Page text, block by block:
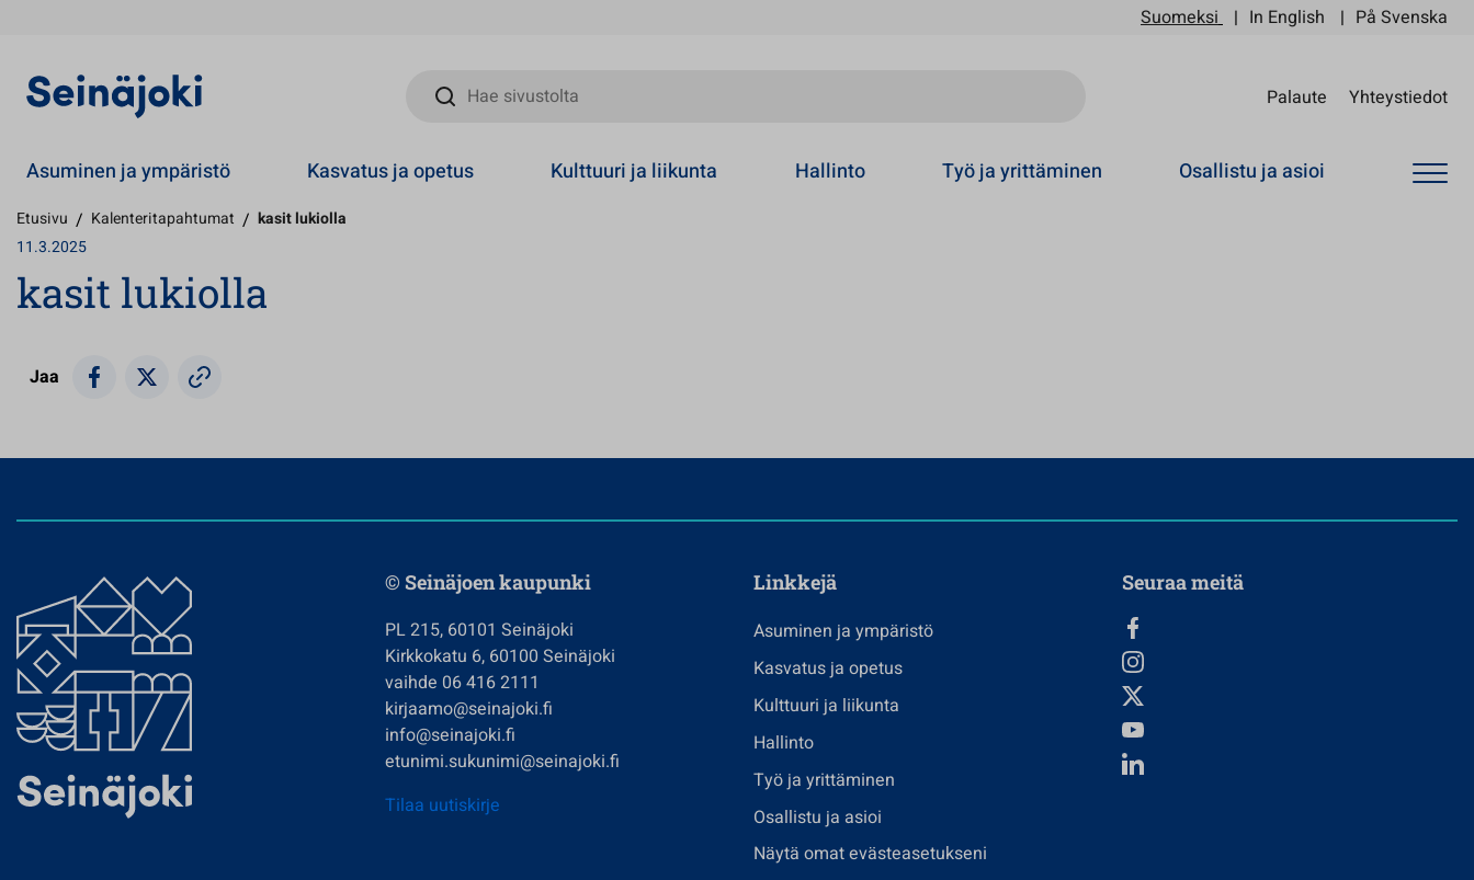
Suomeksi In English På Svenska
Hae sivustolta
Palaute Yhteystiedot
Asuminen ja ympäristö Kasvatus ja opetus Kulttuuri ja liikunta Hallinto Työ ja yrittäminen Osallistu ja asioi
Etusivu / Kalenteritapahtumat / kasit lukiolla
11.3.2025
kasit lukiolla
Jaa
© Seinäjoen kaupunki
PL 215, 60101 Seinäjoki
Kirkkokatu 6, 60100 Seinäjoki
vaihde 06 416 2111
kirjaamo@seinajoki.fi
info@seinajoki.fi
etunimi.sukunimi@seinajoki.fi
Tilaa uutiskirje
Linkkejä
Asuminen ja ympäristö
Kasvatus ja opetus
Kulttuuri ja liikunta
Hallinto
Työ ja yrittäminen
Osallistu ja asioi
Näytä omat evästeasetukseni
Seuraa meitä